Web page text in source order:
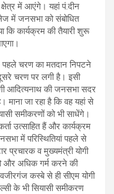
में आएंगे। यहां पं.दीन
में जनसभा को संबोधित
कि कार्यक्रम की तैयारी शुरू
पहले चरण का मतदान निपटने
चरण पर लगी है। इसी
आदित्यनाथ की जनसभा सदर
जा रहा है कि वह यहां से
समीकरणों को भी साधेंगे।
उत्साहित हैं और कार्यक्रम
में परिस्थितियां पहले से
प्रचारक व मुख्यमंत्री योगी
और अधिक गर्म करने की
कस्बे से ही सीएम योगी
के भी सियासी समीकरण